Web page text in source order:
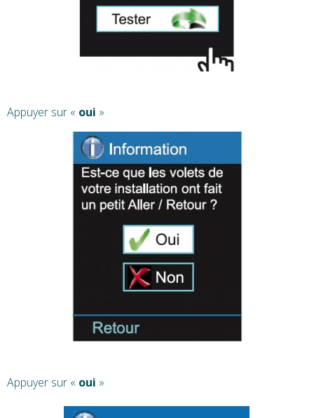
Appuyer sur « oui »
Appuyer sur « oui »